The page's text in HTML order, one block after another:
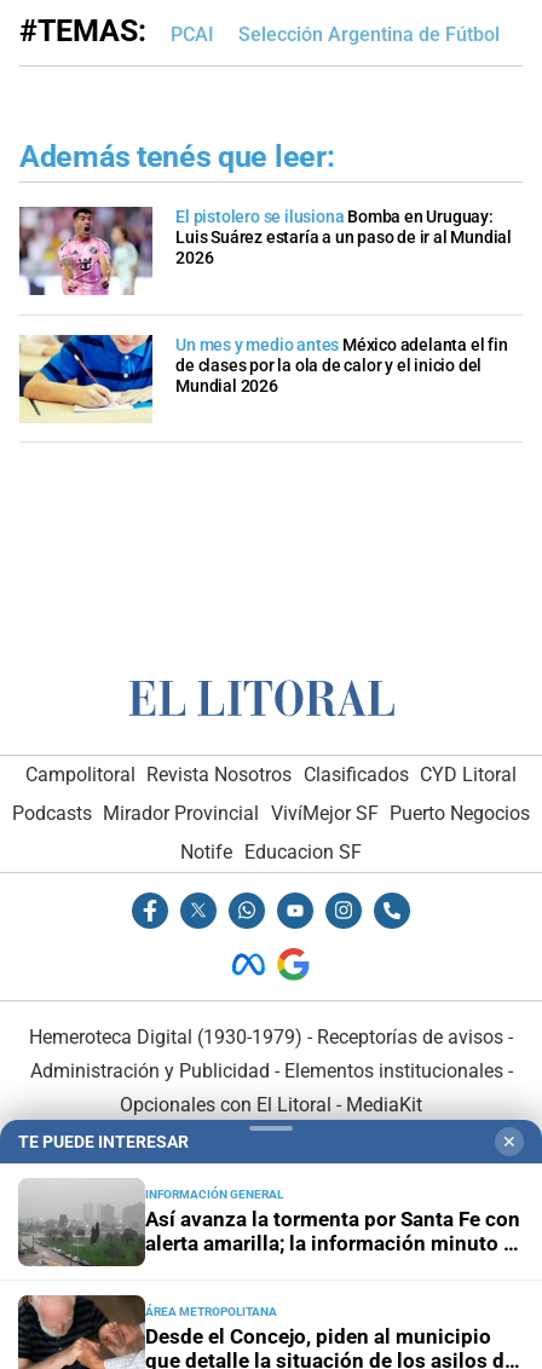
#TEMAS: PCAI Selección Argentina de Fútbol
Además tenés que leer:
El pistolero se ilusiona Bomba en Uruguay:
Luis Suárez estaría a un paso de ir al Mundial
2026
Un mes y medio antes México adelanta el fin
de clases por la ola de calor y el inicio del
Mundial 2026
Campolitoral Revista Nosotros Clasificados CYD Litoral
Podcasts Mirador Provincial VivíMejor SF Puerto Negocios
Notife Educacion SF
Hemeroteca Digital (1930-1979) - Receptorías de avisos -
Administración y Publicidad - Elementos institucionales-
Opcionales con El Litoral - MediaKit
En Asociación con:
TE PUEDE INTERESAR ✕
INFORMACIÓN GENERAL
Así avanza la tormenta por Santa Fe con
alerta amarilla; la información minuto a
ÁREA METROPOLITANA
Desde el Concejo, piden al municipio
que detalle la situación de los asilos de